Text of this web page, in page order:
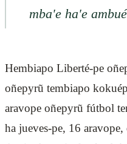
mba'e ha'e
Hembiapo Liberté-pe
oñepyrũ tembiapo
aravope oñepyrũ fútbol
ha jueves-pe, 16